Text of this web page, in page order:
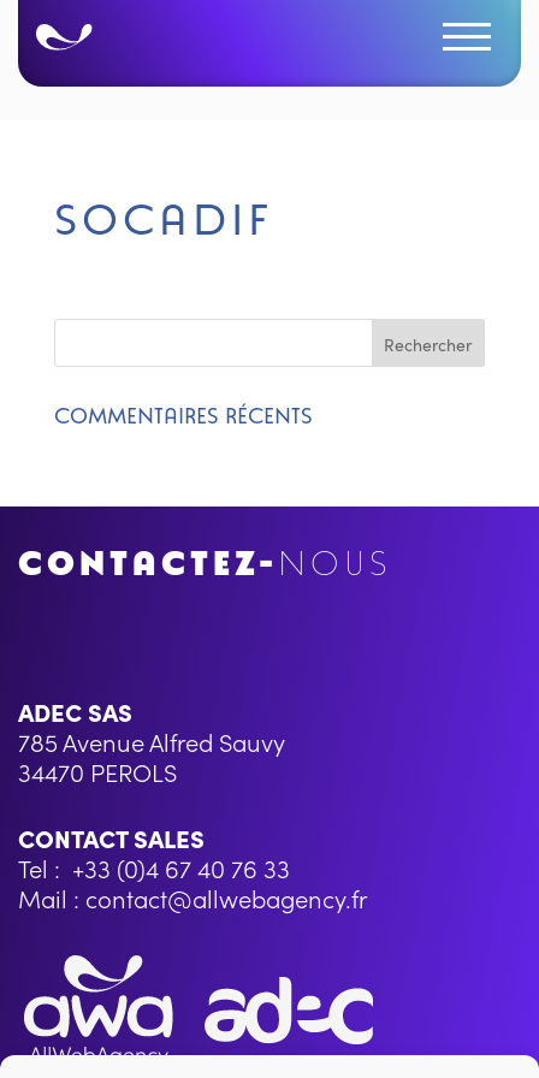
SOCADIF
COMMENTAIRES RÉCENTS
CONTACTEZ- NOUS
ADEC SAS
785 Avenue Alfred Sauvy
34470 PEROLS
CONTACT SALES
Tel : +33 (0)4 67 40 76 33
Mail : contact@allwebagency.fr